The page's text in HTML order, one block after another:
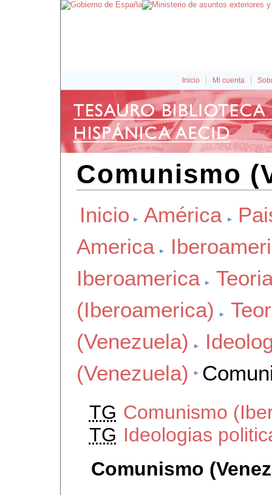
Inicio Mi cuenta
Comunismo
Inicio América
America
Iberoamerica
(Iberoamerica)
(Venezuela)
(Venezuela)
TG Comunismo
TG Ideologias
Comunismo